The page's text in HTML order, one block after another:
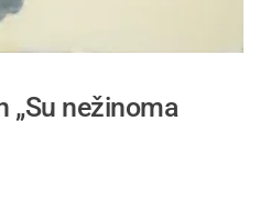
„Su nežinoma